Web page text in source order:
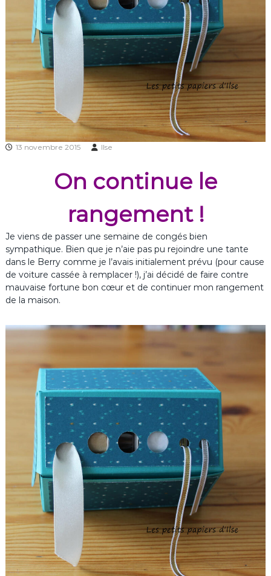
13 novembre 2015 Ilse
On continue le
rangement !
Je viens de passer une semaine de congés bien
sympathique. Bien que je n’aie pas pu rejoindre une tante
dans le Berry comme je l’avais initialement prévu (pour cause
de voiture cassée à remplacer !), j’ai décidé de faire contre
mauvaise fortune bon cœur et de continuer mon rangement
de la maison.